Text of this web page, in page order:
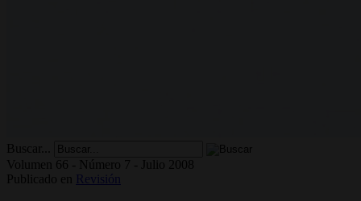
Buscar...
Volumen 66 - Número 7 - Julio 2008
Publicado en
Revisión